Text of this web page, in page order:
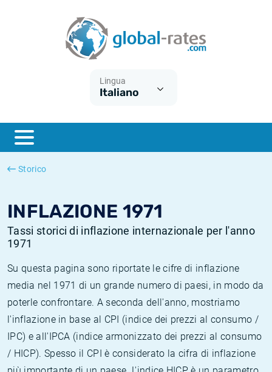
Lingua
Italiano
Storico
INFLAZIONE 1971
Tassi storici di inflazione internazionale per l'anno
1971
Su questa pagina sono riportate le cifre di inflazione
media nel 1971 di un grande numero di paesi, in modo da
poterle confrontare. A seconda dell'anno, mostriamo
l'inflazione in base al CPI (indice dei prezzi al consumo /
IPC) e all'IPCA (indice armonizzato dei prezzi al consumo
/ HICP). Spesso il CPI è considerato la cifra di inflazione
ESTER
SONIA
Cos'è l'inflazione CPI?
Cos'è l'inflazione HICP?
Inflazione Italia
Inflazione Stati Uniti
Tassi storici Euribor
Tassi storici di SONIA
Tassi storici di TONAR
Calcolatore dell’inflazione